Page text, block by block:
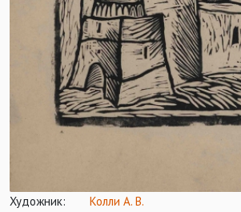
Художник:
Колли А. В.